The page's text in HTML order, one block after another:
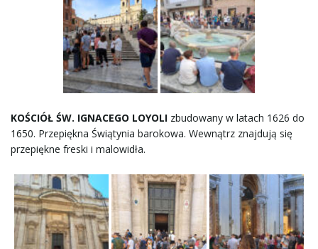
KOŚCIÓŁ ŚW. IGNACEGO LOYOLI zbudowany w latach 1626 do
1650. Przepiękna Świątynia barokowa. Wewnątrz znajdują się
przepiękne freski i malowidła.